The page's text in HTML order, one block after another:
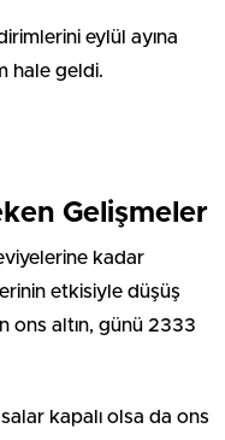
eylül ayına
hale geldi.
Gelişmeler
kadar
etkisiyle düşüş
ons altın, günü 2333
kapalı olsa da ons